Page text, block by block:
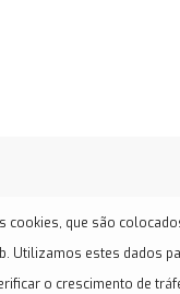
cookies, que são
Utilizamos estes dados
o crescimento de